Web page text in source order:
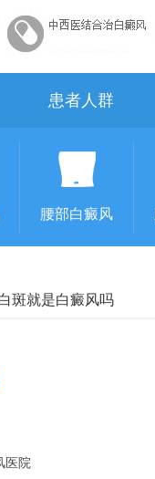
患者人群
腰部白癜风
斑就是白癜风吗
医院